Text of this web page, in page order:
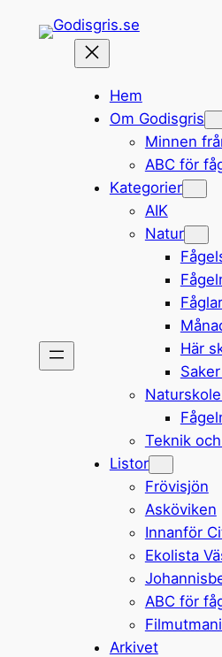
Hem
Om Godisgris
Minnen
ABC för
Kategorier
AIK
Natur
Här
Teknik
Listor
Frövisjön
Asköviken
Innanför
Ekolista
ABC för
Arkivet